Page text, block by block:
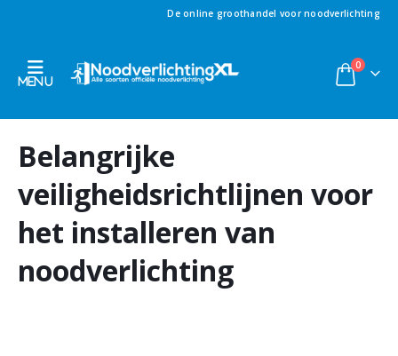
De online groothandel voor noodverlichting
0
Belangrijke
veiligheidsrichtlijnen voor
het installeren van
noodverlichting